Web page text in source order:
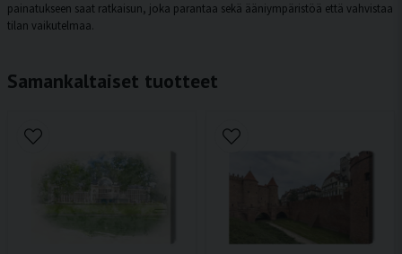
painatukseen saat ratkaisun, joka parantaa sekä ääniympäristöä että vahvistaa
tilan vaikutelmaa.
Samankaltaiset tuotteet